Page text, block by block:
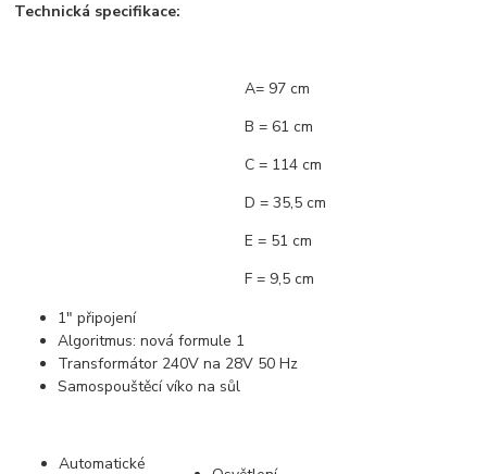
Technická specifikace:
A= 97 cm
B = 61 cm
C = 114 cm
D = 35,5 cm
E = 51 cm
F = 9,5 cm
1" připojení
Algoritmus: nová formule 1
Transformátor 240V na 28V 50 Hz
Samospouštěcí víko na sůl
Automatické